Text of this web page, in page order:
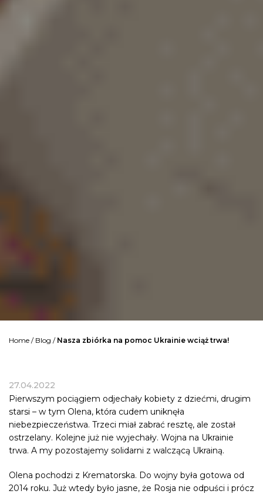
Home / Blog / Nasza zbiórka na pomoc Ukrainie wciąż trwa!
27.04.2022
Pierwszym pociągiem odjechały kobiety z dziećmi, drugim
starsi – w tym Olena, która cudem uniknęła
niebezpieczeństwa. Trzeci miał zabrać resztę, ale został
ostrzelany. Kolejne już nie wyjechały. Wojna na Ukrainie
trwa. A my pozostajemy solidarni z walczącą Ukrainą.
Olena pochodzi z Krematorska. Do wojny była gotowa od
2014 roku. Już wtedy było jasne, że Rosja nie odpuści i prócz